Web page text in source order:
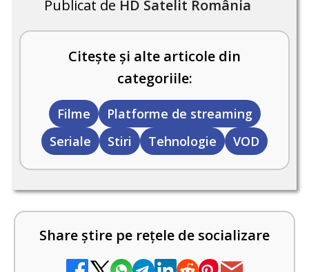
Publicat de HD Satelit România
Citește și alte articole din
categoriile:
Filme
Platforme de streaming
Seriale
Stiri Tehnologie VOD
Share știre pe rețele de socializare